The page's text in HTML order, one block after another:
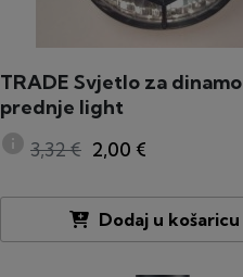
TRADE Svjetlo za dinamo
prednje light
info 3,32 € 2,00 €
Dodaj u košaricu